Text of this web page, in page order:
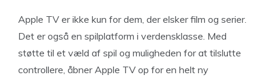
Apple TV er ikke kun for dem, der elsker film og serier.
Det er også en spilplatform i verdensklasse. Med
støtte til et væld af spil og muligheden for at tilslutte
controllere, åbner Apple TV op for en helt ny